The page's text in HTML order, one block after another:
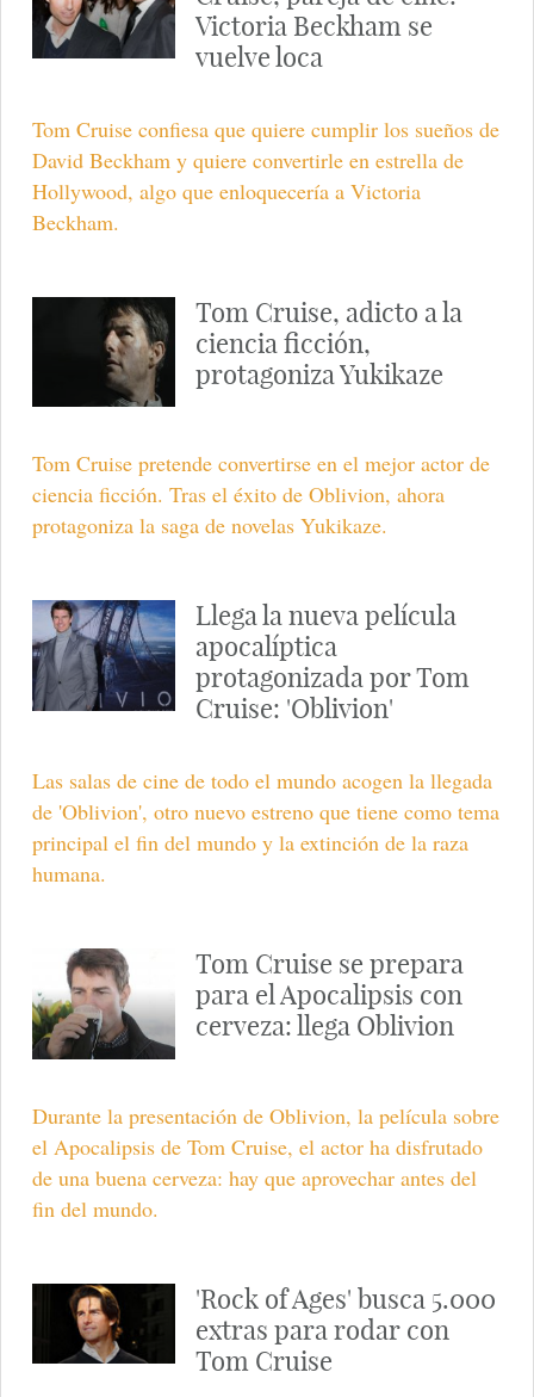
Victoria Beckham se
vuelve loca
Tom Cruise confiesa que quiere cumplir los sueños de
David Beckham y quiere convertirle en estrella de
Hollywood, algo que enloquecería a Victoria
Beckham.
Tom Cruise, adicto a la
ciencia ficción,
protagoniza Yukikaze
Tom Cruise pretende convertirse en el mejor actor de
ciencia ficción. Tras el éxito de Oblivion, ahora
protagoniza la saga de novelas Yukikaze.
Llega la nueva película
apocalíptica
protagonizada por Tom
Cruise: 'Oblivion'
Las salas de cine de todo el mundo acogen la llegada
de 'Oblivion', otro nuevo estreno que tiene como tema
principal el fin del mundo y la extinción de la raza
humana.
Tom Cruise se prepara
para el Apocalipsis con
cerveza: llega Oblivion
Durante la presentación de Oblivion, la película sobre
el Apocalipsis de Tom Cruise, el actor ha disfrutado
de una buena cerveza: hay que aprovechar antes del
fin del mundo.
'Rock of Ages' busca 5.000
extras para rodar con
Tom Cruise